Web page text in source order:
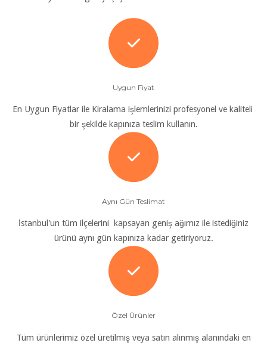
Uygun Fiyat
En Uygun Fiyatlar ile Kiralama işlemlerinizi profesyonel ve kaliteli
bir şekilde kapınıza teslim kullanın.
Aynı Gün Teslimat
İstanbul'un tüm ilçelerini kapsayan geniş ağımız ile istediğiniz
ürünü aynı gün kapınıza kadar getiriyoruz.
Özel Ürünler
Tüm ürünlerimiz özel üretilmiş veya satın alınmış alanındaki en